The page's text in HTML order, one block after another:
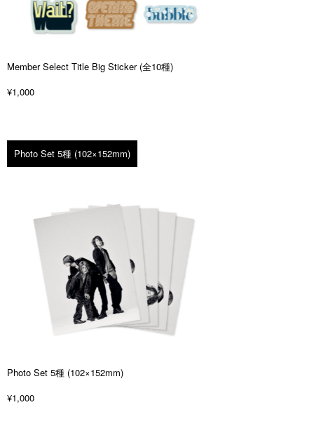
Member Select Title Big Sticker (全10種)
¥1,000
Photo Set 5種 (102×152mm)
Photo Set 5種 (102×152mm)
¥1,000